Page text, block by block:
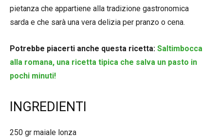
pietanza che appartiene alla tradizione gastronomica
sarda e che sarà una vera delizia per pranzo o cena.
Potrebbe piacerti anche questa ricetta: Saltimbocca
alla romana, una ricetta tipica che salva un pasto in
pochi minuti!
INGREDIENTI
250 gr maiale lonza